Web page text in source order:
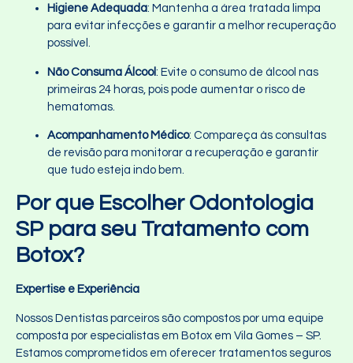
Higiene Adequada: Mantenha a área tratada limpa
para evitar infecções e garantir a melhor recuperação
possível.
Não Consuma Álcool: Evite o consumo de álcool nas
primeiras 24 horas, pois pode aumentar o risco de
hematomas.
Acompanhamento Médico: Compareça às consultas
de revisão para monitorar a recuperação e garantir
que tudo esteja indo bem.
Por que Escolher Odontologia
SP para seu Tratamento com
Botox?
Expertise e Experiência
Nossos Dentistas parceiros são compostos por uma equipe
composta por especialistas em Botox em Vila Gomes – SP.
Estamos comprometidos em oferecer tratamentos seguros